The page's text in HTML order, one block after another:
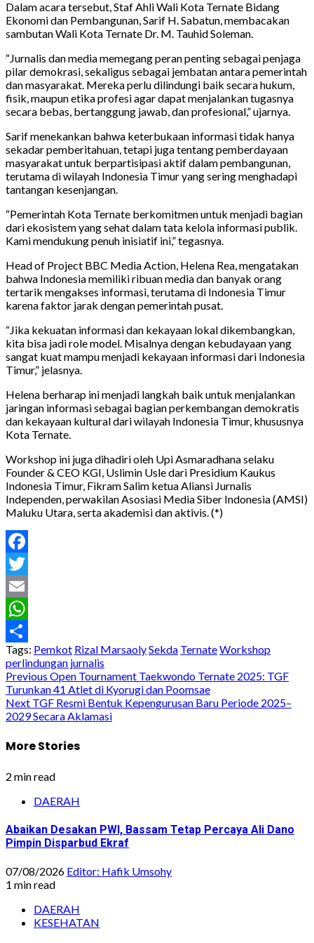
Dalam acara tersebut, Staf Ahli Wali Kota Ternate Bidang
Ekonomi dan Pembangunan, Sarif H. Sabatun, membacakan
sambutan Wali Kota Ternate Dr. M. Tauhid Soleman.
“Jurnalis dan media memegang peran penting sebagai penjaga
pilar demokrasi, sekaligus sebagai jembatan antara pemerintah
dan masyarakat. Mereka perlu dilindungi baik secara hukum,
fisik, maupun etika profesi agar dapat menjalankan tugasnya
secara bebas, bertanggung jawab, dan profesional,” ujarnya.
Sarif menekankan bahwa keterbukaan informasi tidak hanya
sekadar pemberitahuan, tetapi juga tentang pemberdayaan
masyarakat untuk berpartisipasi aktif dalam pembangunan,
terutama di wilayah Indonesia Timur yang sering menghadapi
tantangan kesenjangan.
“Pemerintah Kota Ternate berkomitmen untuk menjadi bagian
dari ekosistem yang sehat dalam tata kelola informasi publik.
Kami mendukung penuh inisiatif ini,” tegasnya.
Head of Project BBC Media Action, Helena Rea, mengatakan
bahwa Indonesia memiliki ribuan media dan banyak orang
tertarik mengakses informasi, terutama di Indonesia Timur
karena faktor jarak dengan pemerintah pusat.
“Jika kekuatan informasi dan kekayaan lokal dikembangkan,
kita bisa jadi role model. Misalnya dengan kebudayaan yang
sangat kuat mampu menjadi kekayaan informasi dari Indonesia
Timur,” jelasnya.
Helena berharap ini menjadi langkah baik untuk menjalankan
jaringan informasi sebagai bagian perkembangan demokratis
dan kekayaan kultural dari wilayah Indonesia Timur, khususnya
Kota Ternate.
Workshop ini juga dihadiri oleh Upi Asmaradhana selaku
Founder & CEO KGI, Uslimin Usle dari Presidium Kaukus
Indonesia Timur, Fikram Salim ketua Aliansi Jurnalis
Independen, perwakilan Asosiasi Media Siber Indonesia (AMSI)
Maluku Utara, serta akademisi dan aktivis. (*)
Facebook
Twitter
Email
WhatsApp
Share
Tags: Pemkot Rizal MarsaolySekda TernateWorkshop
perlindungan jurnalis
Post
navigation
Previous Open Tournament Taekwondo Ternate 2025: TGF
Turunkan 41 Atlet di Kyorugi dan Poomsae
Next TGF Resmi Bentuk Kepengurusan Baru Periode 2025–
2029 Secara Aklamasi
More Stories
2 min read
DAERAH
Abaikan Desakan PWI, Bassam Tetap Percaya Ali Dano
Pimpin Disparbud Ekraf
07/08/2026 Editor: Hafik Umsohy
1 min read
DAERAH
KESEHATAN